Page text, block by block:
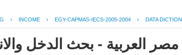
› INCOME › EGY-CAPMAS-IECS-2005-2004 › DATA
العربية - بحث الدخل والانفاق